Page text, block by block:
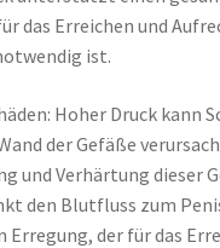
das Erreichen und
ist.
Hoher Druck kann
der Gefäße
und Verhärtung dieser
den Blutfluss zum
Erregung, der für das